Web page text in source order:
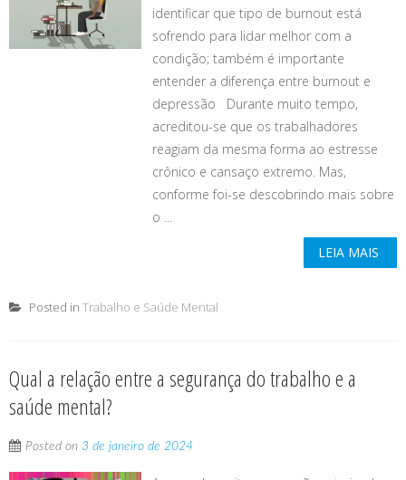
identificar que tipo de burnout está
sofrendo para lidar melhor com a
condição; também é importante
entender a diferença entre burnout e
depressão Durante muito tempo,
acreditou-se que os trabalhadores
reagiam da mesma forma ao estresse
crônico e cansaço extremo. Mas,
conforme foi-se descobrindo mais sobre
o ...
LEIA MAIS
Posted in Trabalho e Saúde Mental
Qual a relação entre a segurança do trabalho e a
saúde mental?
Posted on 3 de janeiro de 2024